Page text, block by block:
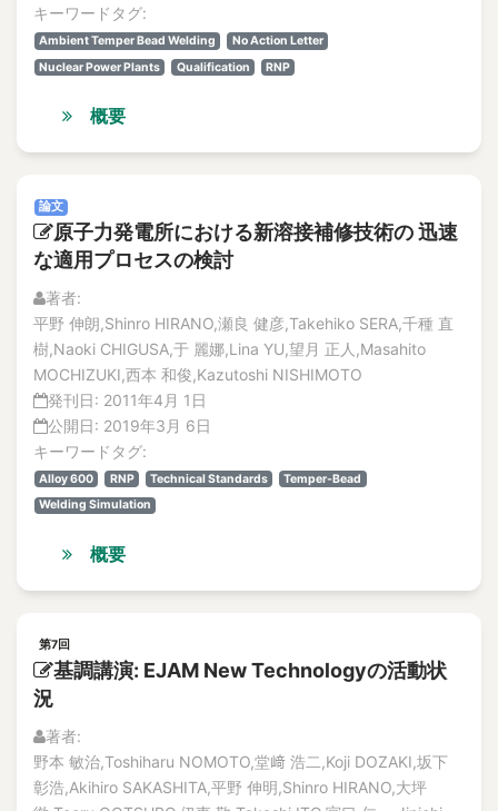
キーワードタグ:
Ambient Temper Bead Welding
No Action Letter
Nuclear Power Plants
Qualification RNP
概要
論文
原子力発電所における新溶接補修技術の 迅速
な適用プロセスの検討
著者:
平野 伸朗,Shinro HIRANO,瀬良 健彦,Takehiko SERA,千種 直
樹,Naoki CHIGUSA,于 麗娜,Lina YU,望月 正人,Masahito
MOCHIZUKI,西本 和俊,Kazutoshi NISHIMOTO
発刊日: 2011年4月 1日
公開日: 2019年3月 6日
キーワードタグ:
Alloy 600 RNP Technical Standards
Temper-Bead
Welding Simulation
概要
第7回
基調講演: EJAM New Technologyの活動状
況
著者:
野本 敏治,Toshiharu NOMOTO,堂﨑 浩二,Koji DOZAKI,坂下
彰浩,Akihiro SAKASHITA,平野 伸明,Shinro HIRANO,大坪